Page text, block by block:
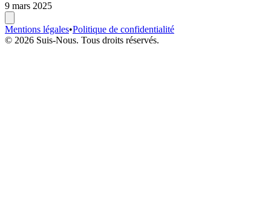
9 mars 2025
Mentions légales•Politique de confidentialité
© 2026 Suis-Nous. Tous droits réservés.